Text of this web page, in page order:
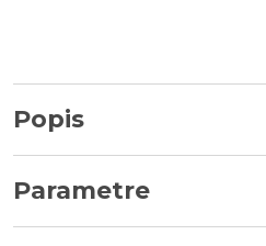
Popis
Parametre